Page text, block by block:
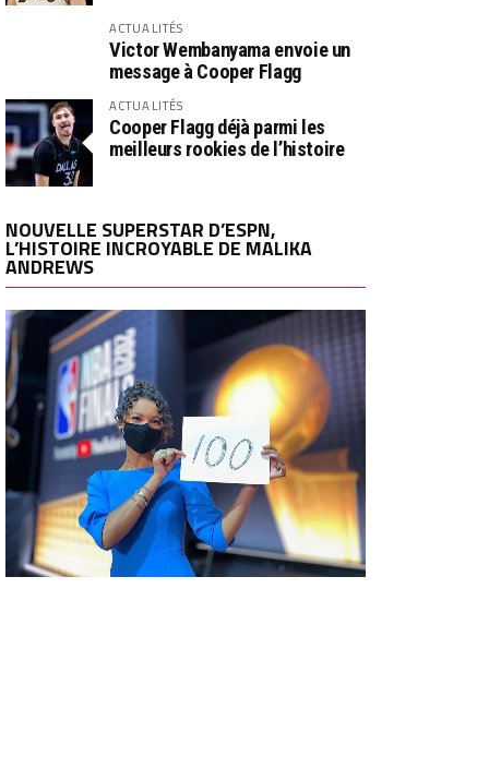
ACTUALITÉS
Victor Wembanyama envoie un
message à Cooper Flagg
ACTUALITÉS
Cooper Flagg déjà parmi les
meilleurs rookies de l’histoire
NOUVELLE SUPERSTAR D’ESPN,
L’HISTOIRE INCROYABLE DE MALIKA
ANDREWS